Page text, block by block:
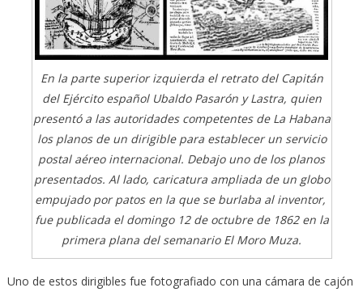
En la parte superior izquierda el retrato del Capitán
del Ejército español Ubaldo Pasarón y Lastra, quien
presentó a las autoridades competentes de La Habana
los planos de un dirigible para establecer un servicio
postal aéreo internacional. Debajo uno de los planos
presentados. Al lado, caricatura ampliada de un globo
empujado por patos en la que se burlaba al inventor,
fue publicada el domingo 12 de octubre de 1862 en la
primera plana del semanario El Moro Muza.
Uno de estos dirigibles fue fotografiado con una cámara de cajón